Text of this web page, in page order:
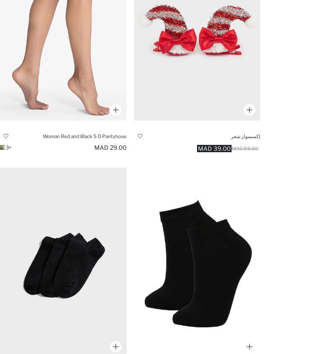
إكسسوار شعر
39.00 MAD 59.00 MAD
Woman Red and Black 5 D Pantyhose
29.00 MAD
+3